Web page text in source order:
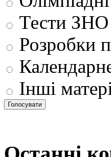
Тести ЗНО
Розробки
Інші